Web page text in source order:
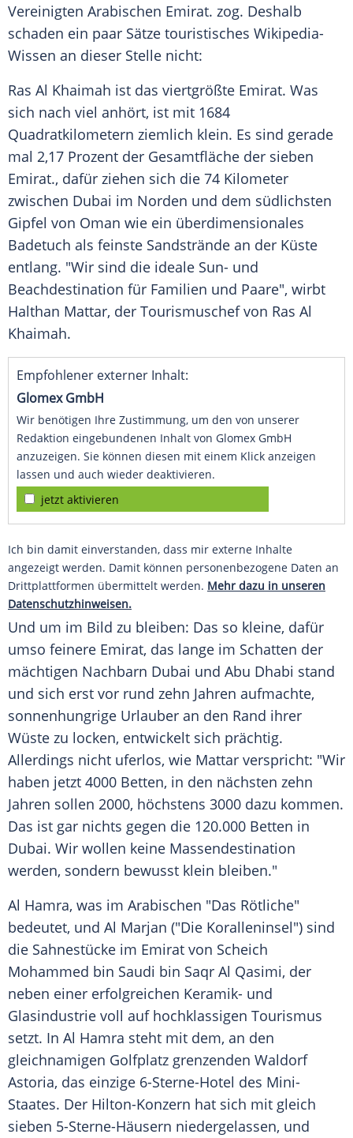
Vereinigten Arabischen Emirat. zog. Deshalb
schaden ein paar Sätze touristisches Wikipedia-
Wissen an dieser Stelle nicht:
Ras Al Khaimah ist das viertgrößte Emirat. Was
sich nach viel anhört, ist mit 1684
Quadratkilometern ziemlich klein. Es sind gerade
mal 2,17 Prozent der Gesamtfläche der sieben
Emirat., dafür ziehen sich die 74 Kilometer
zwischen Dubai im Norden und dem südlichsten
Gipfel von Oman wie ein überdimensionales
Badetuch als feinste Sandstrände an der Küste
entlang. "Wir sind die ideale Sun- und
Beachdestination für Familien und Paare", wirbt
Halthan Mattar, der Tourismuschef von Ras Al
Khaimah.
Empfohlener externer Inhalt:
Glomex GmbH
Wir benötigen Ihre Zustimmung, um den von unserer
Redaktion eingebundenen Inhalt von Glomex GmbH
anzuzeigen. Sie können diesen mit einem Klick anzeigen
lassen und auch wieder deaktivieren.
jetzt aktivieren
Ich bin damit einverstanden, dass mir externe Inhalte
angezeigt werden. Damit können personenbezogene Daten an
Drittplattformen übermittelt werden. Mehr dazu in unseren
Datenschutzhinweisen.
Und um im Bild zu bleiben: Das so kleine, dafür
umso feinere Emirat, das lange im Schatten der
mächtigen Nachbarn Dubai und Abu Dhabi stand
und sich erst vor rund zehn Jahren aufmachte,
sonnenhungrige Urlauber an den Rand ihrer
Wüste zu locken, entwickelt sich prächtig.
Allerdings nicht uferlos, wie Mattar verspricht: "Wir
haben jetzt 4000 Betten, in den nächsten zehn
Jahren sollen 2000, höchstens 3000 dazu kommen.
Das ist gar nichts gegen die 120.000 Betten in
Dubai. Wir wollen keine Massendestination
werden, sondern bewusst klein bleiben."
Al Hamra, was im Arabischen "Das Rötliche"
bedeutet, und Al Marjan ("Die Koralleninsel") sind
die Sahnestücke im Emirat von Scheich
Mohammed bin Saudi bin Saqr Al Qasimi, der
neben einer erfolgreichen Keramik- und
Glasindustrie voll auf hochklassigen Tourismus
setzt. In Al Hamra steht mit dem, an den
gleichnamigen Golfplatz grenzenden Waldorf
Astoria, das einzige 6-Sterne-Hotel des Mini-
Staates. Der Hilton-Konzern hat sich mit gleich
sieben 5-Sterne-Häusern niedergelassen, und